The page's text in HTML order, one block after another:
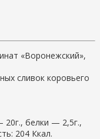
«Воронежский»,
сливок коровьего
20г., белки — 2,5г.,
204 Ккал.